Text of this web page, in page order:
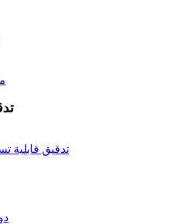
تدقيق قابلية